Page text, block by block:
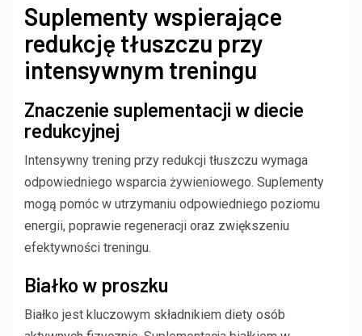
Suplementy wspierające
redukcję tłuszczu przy
intensywnym treningu
Znaczenie suplementacji w diecie
redukcyjnej
Intensywny trening przy redukcji tłuszczu wymaga
odpowiedniego wsparcia żywieniowego. Suplementy
mogą pomóc w utrzymaniu odpowiedniego poziomu
energii, poprawie regeneracji oraz zwiększeniu
efektywności treningu.
Białko w proszku
Białko jest kluczowym składnikiem diety osób